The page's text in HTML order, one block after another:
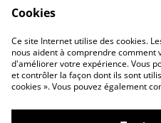
Notre
Cookies
Ce site Internet utilise des cookies.
nous aident à comprendre comment
d'améliorer votre expérience. Vous
et contrôler la façon dont ils sont
cookies ». Vous pouvez également